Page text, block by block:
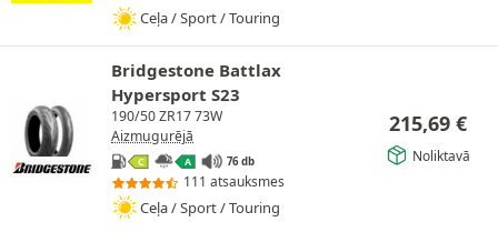
Ceļa / Sport / Touring
Bridgestone Battlax
Hypersport S23
190/50 ZR17 73W
Aizmugurējā
C A 76 db
111 atsauksmes
Ceļa / Sport / Touring
215,69 €
Noliktavā